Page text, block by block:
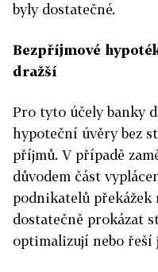
byly dostatečné.
Bezpříjmové
dražší
Pro tyto účely banky
hypoteční úvěry bez
příjmů. V případě
důvodem část
podnikatelů překážek
dostatečně prokázat
optimalizují nebo řeší